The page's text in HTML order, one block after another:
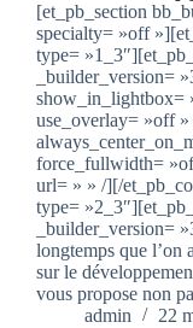
[et_pb_section
specialty= »off
type=
_builder_version=
show_in_lightbox=
use_overlay= »off »
force_fullwidth=
url= » » /][/
type=
_builder_version=
longtemps que l’on
sur le
vous propose non
admin
22